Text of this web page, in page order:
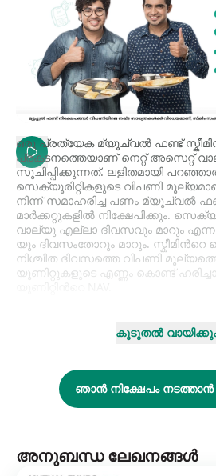
ഒരു പ്രത്യേക മ്യൂച്വല്‍ ഫണ്ട്
പ്രകടനത്തെയാണ് നെറ്റ് അസെറ്റ്
സൂചിപ്പിക്കുന്നത്. ലളിതമായി
സെക്യൂരിറ്റികളുടെ വിപണി
നിന്ന് സമാഹരിച്ച പണം മ്യൂച്വല്‍
മാര്‍ക്കറ്റുകളില്‍ നിക്ഷേപിക്കും.
വാല്യു എല്ലാ ദിവസവും മാറും
യും ദിവസംതോറും മാറും.
നിശ്ചിത ദിവസത്തെ വിപണി
യൂണിറ്റുകളുടെ എണ്ണം കൊണ്ട്
വീഡിയോയില്‍ കാണാം.
അവസാനിച്ച് വിപണികള്‍ ക്ലോസ്
മ്യൂച്വല്‍ ഫണ്ട് റെഗുലേഷന്‍സിന്
പ്രഖ്യാപിക്കും.
കൂടുതൽ
ഞാൻ നിക്ഷേപം
അനുബന്ധ ലേഖനങ്ങൾ